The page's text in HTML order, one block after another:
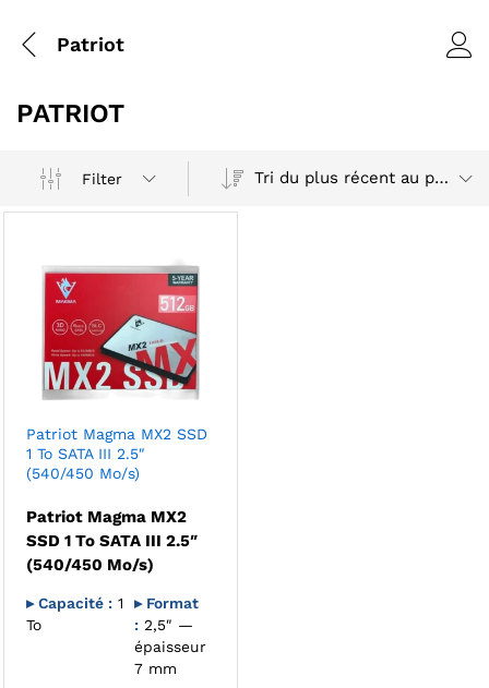
Patriot
PATRIOT
Filter Tri du plus récent au plus ancien
Patriot Magma MX2 SSD
1 To SATA III 2.5″
(540/450 Mo/s)
Patriot Magma MX2
SSD 1 To SATA III 2.5″
(540/450 Mo/s)
▸ Capacité :1
To
▸ Format
:2,5″ —
épaisseur
7 mm